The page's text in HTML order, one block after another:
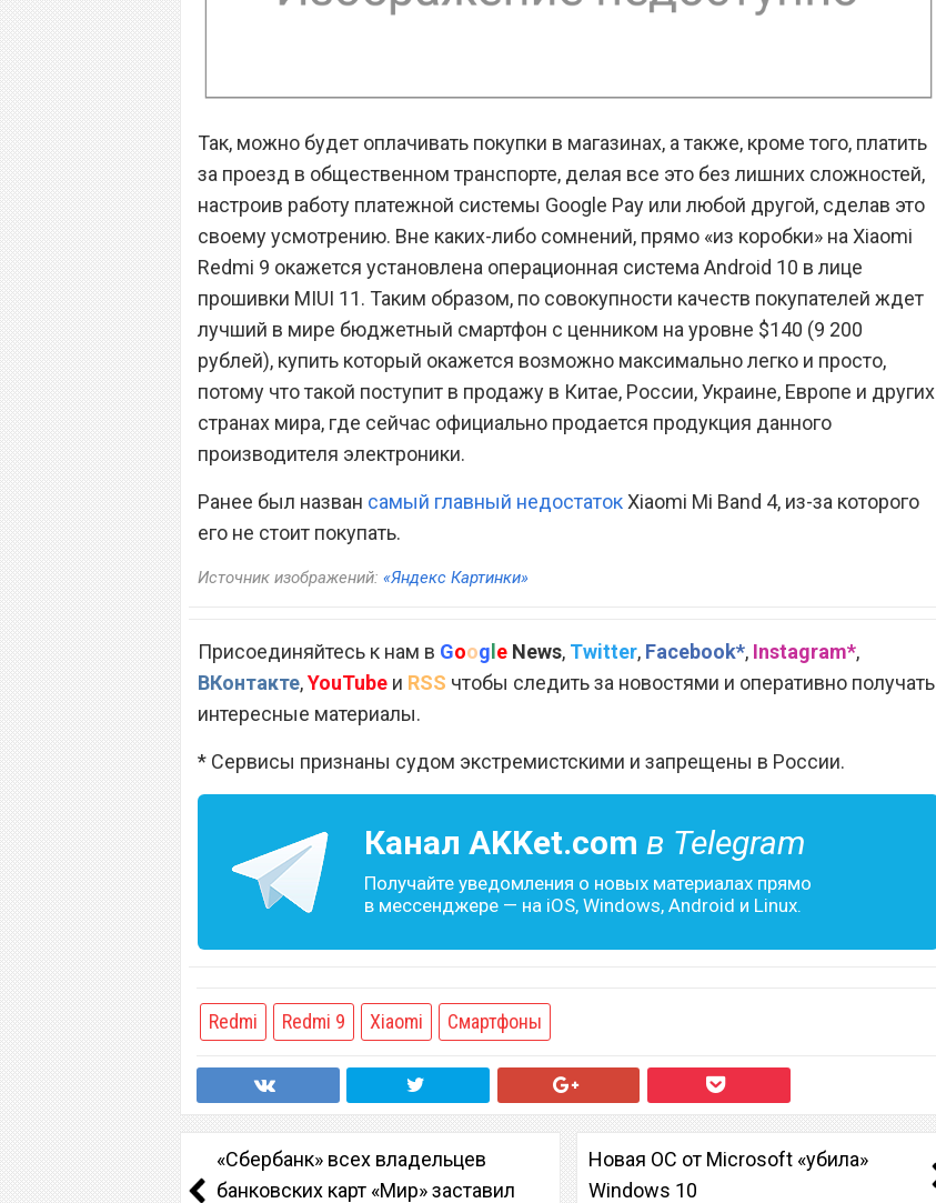
Так, можно будет оплачивать покупки в магазинах, а также, кроме того, платить
за проезд в общественном транспорте, делая все это без лишних сложностей,
настроив работу платежной системы Google Pay или любой другой, сделав это
своему усмотрению. Вне каких-либо сомнений, прямо «из коробки» на Xiaomi
Redmi 9 окажется установлена операционная система Android 10 в лице
прошивки MIUI 11. Таким образом, по совокупности качеств покупателей ждет
лучший в мире бюджетный смартфон с ценником на уровне $140 (9 200
рублей), купить который окажется возможно максимально легко и просто,
потому что такой поступит в продажу в Китае, России, Украине, Европе и других
странах мира, где сейчас официально продается продукция данного
производителя электроники.
Ранее был назван самый главный недостатокXiaomi Mi Band 4, из-за которого
его не стоит покупать.
Источник изображений: «Яндекс Картинки»
Присоединяйтесь к нам в Google News, Twitter, Facebook*, Instagram*,
ВКонтакте,YouTube и RSS чтобы следить за новостями и оперативно получать
интересные материалы.
* Сервисы признаны судом экстремистскими и запрещены в России.
Канал AKKet.com в Telegram
Получайте уведомления о новых материалах прямо
в мессенджере — на iOS, Windows, Android и Linux.
Redmi Redmi 9 Xiaomi Смартфоны
«Сбербанк» всех владельцев
банковских карт «Мир» заставил
Новая ОС от Microsoft «убила»
Windows 10